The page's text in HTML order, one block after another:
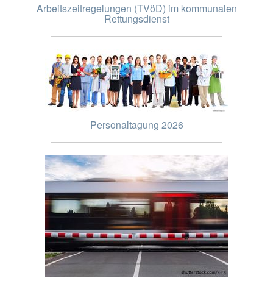
Arbeitszeitregelungen (TVöD) im kommunalen
Rettungsdienst
Personaltagung 2026